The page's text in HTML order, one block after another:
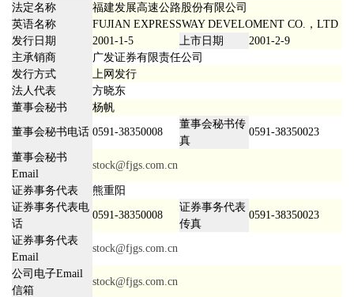
法定名称
福建发展高速公路股份有限公司
英语名称
FUJIAN EXPRESSWAY DEVELOMENT CO.，LTD
发行日期
2001-1-5 上市日期
2001-2-9
主承销商
广发证券有限责任公司
发行方式
上网发行
法人代表
方晓东
董事会秘书
杨帆
董事会秘书电话 0591-38350008
董事会秘书传
真
0591-38350023
董事会秘书
Email
stock@fjgs.com.cn
证券事务代表
熊重阳
证券事务代表电
话
0591-38350008
证券事务代表
传真
0591-38350023
证券事务代表
Email
stock@fjgs.com.cn
公司电子Email
信箱
stock@fjgs.com.cn